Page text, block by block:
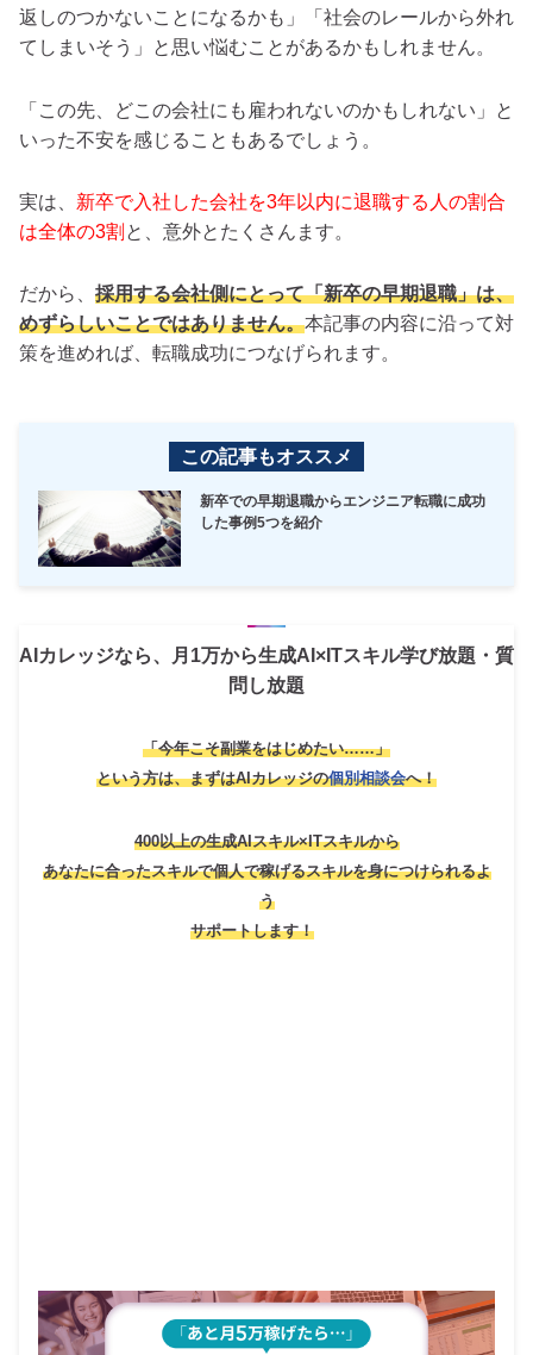
返しのつかないことになるかも」「社会のレールから外れ
てしまいそう」と思い悩むことがあるかもしれません。
「この先、どこの会社にも雇われないのかもしれない」と
いった不安を感じることもあるでしょう。
実は、 新卒で入社した会社を3年以内に退職する人の割合
は全体の3割 と、意外とたくさんます。
だから、 採用する会社側にとって「新卒の早期退職」は、
めずらしいことではありません。本記事の内容に沿って対
策を進めれば、転職成功につなげられます。
この記事もオススメ
新卒での早期退職からエンジニア転職に成功
した事例5つを紹介
AIカレッジなら、月1万から生成AI×ITスキル学び放題・質
問し放題
「今年こそ副業をはじめたい……」
という方は、まずはAIカレッジの個別相談会へ！
400以上の生成AIスキル×ITスキルから
あなたに合ったスキルで個人で稼げるスキルを身につけられるよ
う
サポートします！